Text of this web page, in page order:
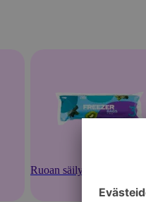
Ruoan säilytysastiat ja -